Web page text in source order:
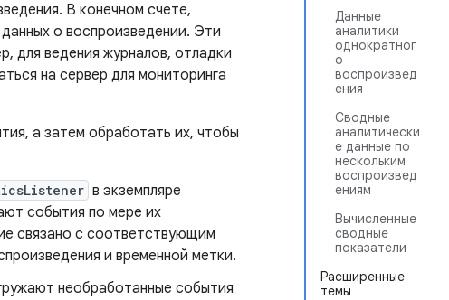
Данные
аналитики
однократног
о
воспроизвед
ения
Сводные
аналитически
е данные по
нескольким
воспроизвед
ениям
Вычисленные
сводные
показатели
Расширенные
темы
В конечном счете,
о воспроизведении. Эти
для ведения журналов, отладки
на сервер для мониторинга
а затем обработать их, чтобы
в экземпляре
события по мере их
связано с соответствующим
и временной метки.
необработанные события